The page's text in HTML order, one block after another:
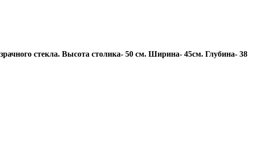
стекла. Высота столика- 50 см. Ширина- 45см. Глубина- 38